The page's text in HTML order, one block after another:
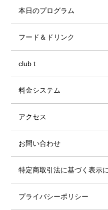
本日のプログラム
フード＆ドリンク
club t
料金システム
アクセス
お問い合わせ
特定商取引法に基づく表示
プライバシーポリシー